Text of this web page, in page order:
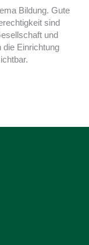
Bildung. Gute
sind
und
Einrichtung